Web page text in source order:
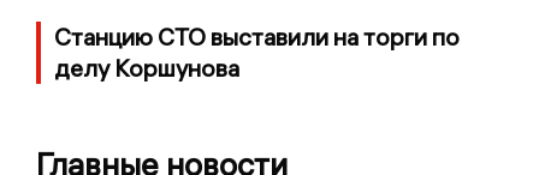
Станцию СТО выставили на торги по
делу Коршунова
Главные новости